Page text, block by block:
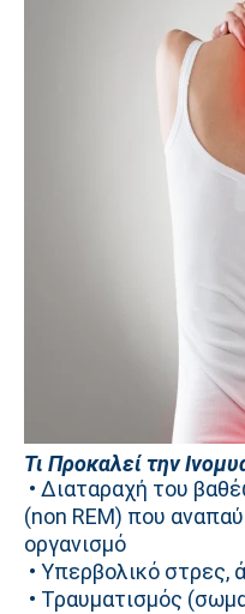
Τι Προκαλεί την
• Διαταραχή του
(non REM) που
οργανισμό
• Υπερβολικό στρες,
• Τραυματισμός